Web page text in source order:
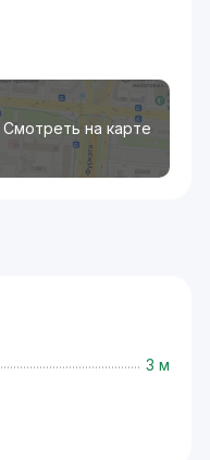
Смотреть на карте
3 м